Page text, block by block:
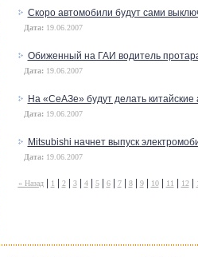
Скоро автомобили будут сами
Дата: 19.06.2007
Обиженный на ГАИ водитель
Дата: 19.06.2007
На «СеАЗе» будут делать китайские
Дата: 19.06.2007
Mitsubishi начнет выпуск
Дата: 19.06.2007
« Назад| 1 2| 3| 4| 5| 6| 7| 8| 9| 10| 11 12|